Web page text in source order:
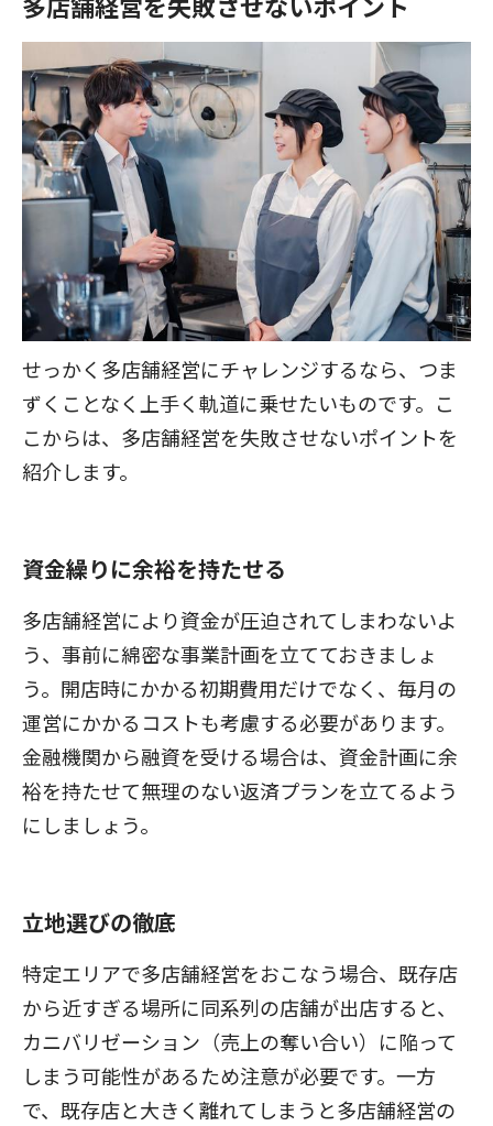
せっかく多店舗経営にチャレンジするなら、つま
ずくことなく上手く軌道に乗せたいものです。こ
こからは、多店舗経営を失敗させないポイントを
紹介します。
資金繰りに余裕を持たせる
多店舗経営により資金が圧迫されてしまわないよ
う、事前に綿密な事業計画を立てておきましょ
う。開店時にかかる初期費用だけでなく、毎月の
運営にかかるコストも考慮する必要があります。
金融機関から融資を受ける場合は、資金計画に余
裕を持たせて無理のない返済プランを立てるよう
にしましょう。
立地選びの徹底
特定エリアで多店舗経営をおこなう場合、既存店
から近すぎる場所に同系列の店舗が出店すると、
カニバリゼーション（売上の奪い合い）に陥って
しまう可能性があるため注意が必要です。一方
で、既存店と大きく離れてしまうと多店舗経営の